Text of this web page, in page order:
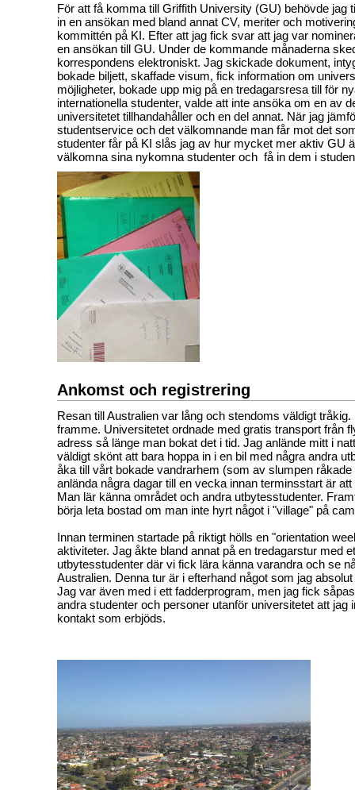
För att få komma till Griffith University (GU) behövde jag
in en ansökan med bland annat CV, meriter och
kommittén på KI. Efter att jag fick svar att jag var
en ansökan till GU. Under de kommande månaderna
korrespondens elektroniskt. Jag skickade dokument,
bokade biljett, skaffade visum, fick information om
möjligheter, bokade upp mig på en tredagarsresa till för
internationella studenter, valde att inte ansöka om en av
universitetet tillhandahåller och en del annat. När jag
studentservice och det välkomnande man får mot det
studenter får på KI slås jag av hur mycket mer aktiv GU
välkomna sina nykomna studenter och få in dem i
Ankomst och registrering
Resan till Australien var lång och stendoms väldigt
framme. Universitetet ordnade med gratis transport från
adress så länge man bokat det i tid. Jag anlände mitt i
väldigt skönt att bara hoppa in i en bil med några andra
åka till vårt bokade vandrarhem (som av slumpen
anlända några dagar till en vecka innan terminsstart är
Man lär känna området och andra utbytesstudenter.
börja leta bostad om man inte hyrt något i "village" på
Innan terminen startade på riktigt hölls en "orientation
aktiviteter. Jag åkte bland annat på en tredagarstur med
utbytesstudenter där vi fick lära känna varandra och se
Australien. Denna tur är i efterhand något som jag
Jag var även med i ett fadderprogram, men jag fick
andra studenter och personer utanför universitetet att jag
kontakt som erbjöds.